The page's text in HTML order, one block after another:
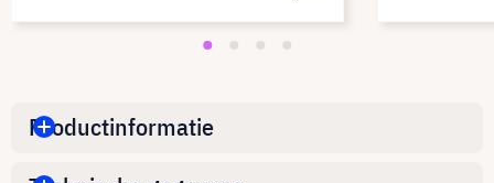
Productinformatie